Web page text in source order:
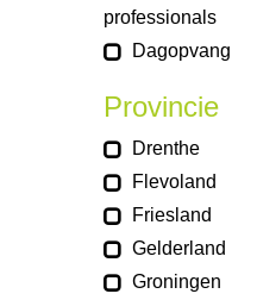
professionals
Dagopvang
Provincie
Drenthe
Flevoland
Friesland
Gelderland
Groningen